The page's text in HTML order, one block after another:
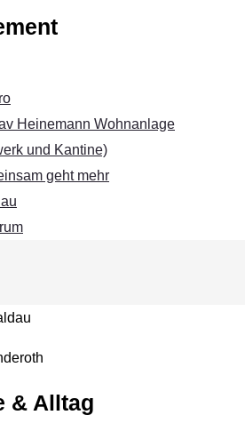
Heinemann Wohnanlage
und Kantine)
geht mehr
& Alltag